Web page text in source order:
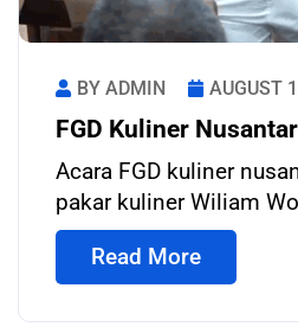
BY ADMIN AUGUST
FGD Kuliner
Acara FGD kuliner
pakar kuliner Wiliam
Read More